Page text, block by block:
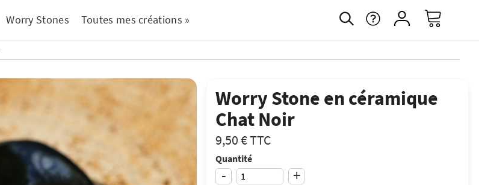
Worry Stones Toutes mes créations »
Worry Stone en céramique
Chat Noir
9,50 €TTC
Quantité
- +